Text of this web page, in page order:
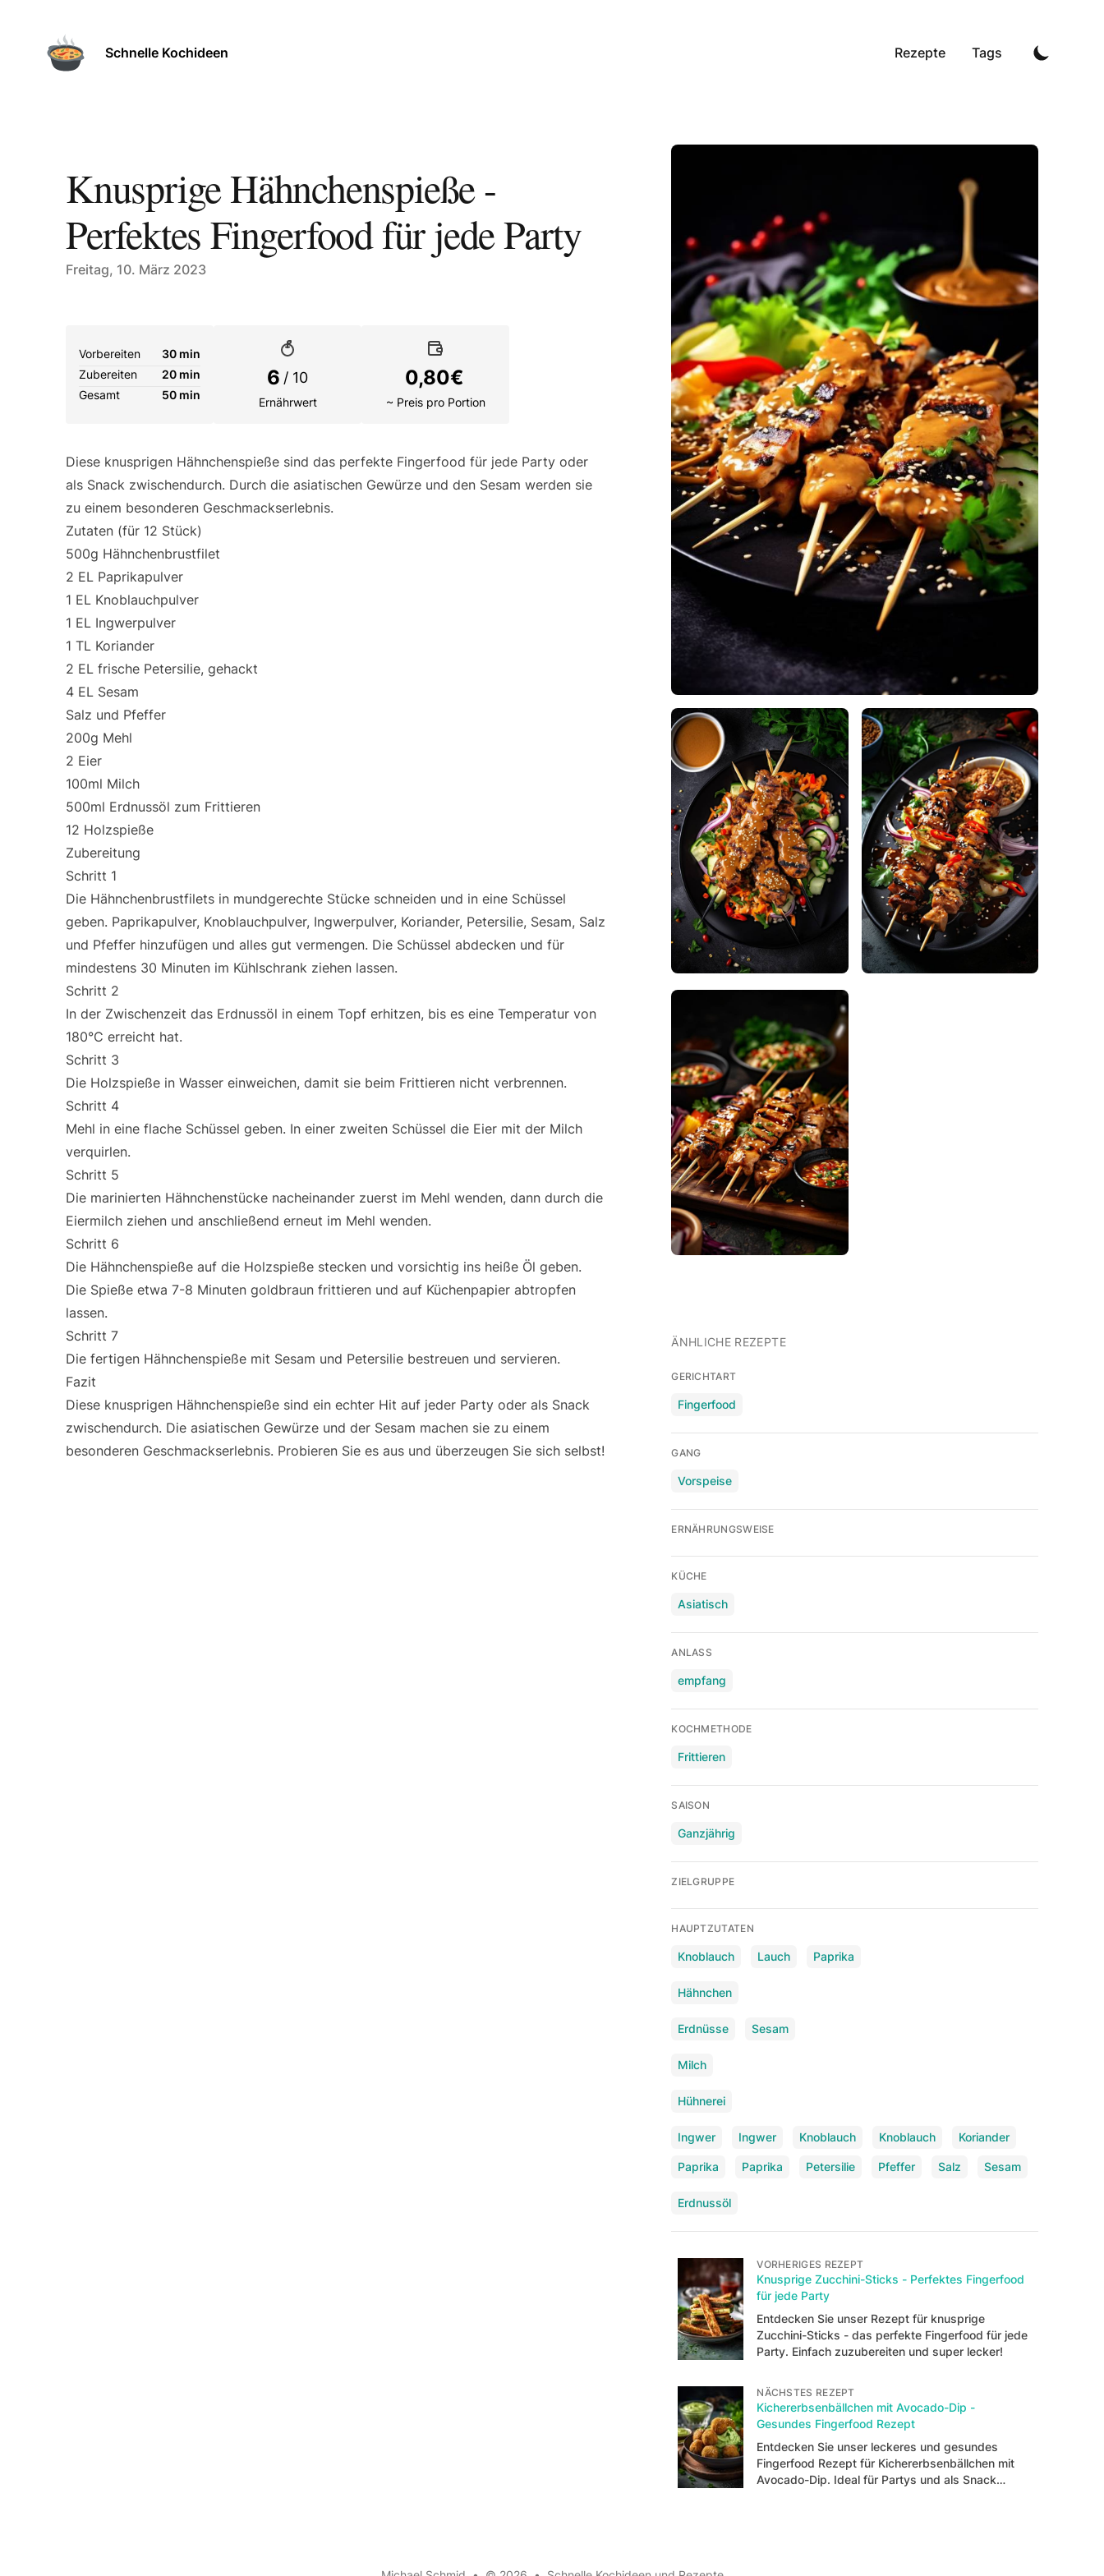
Schnelle Kochideen Rezepte Tags
Knusprige Hähnchenspieße -
Perfektes Fingerfood für jede Party
Published on
Freitag, 10. März 2023
Knusprige Hähnchenspieße mit Sesam und frischer Petersilie.
Vorbereiten
30 min
Zubereiten
20 min
Gesamt
50 min
6 / 10
Ernährwert
0,80€
~ Preis pro Portion
Diese knusprigen Hähnchenspieße sind das perfekte Fingerfood für jede Party oder
als Snack zwischendurch. Durch die asiatischen Gewürze und den Sesam werden sie
zu einem besonderen Geschmackserlebnis.
Zutaten (für 12 Stück)
500g Hähnchenbrustfilet
2 EL Paprikapulver
1 EL Knoblauchpulver
1 EL Ingwerpulver
1 TL Koriander
2 EL frische Petersilie, gehackt
4 EL Sesam
Salz und Pfeffer
200g Mehl
2 Eier
100ml Milch
500ml Erdnussöl zum Frittieren
12 Holzspieße
Zubereitung
Schritt 1
Die Hähnchenbrustfilets in mundgerechte Stücke schneiden und in eine Schüssel
geben. Paprikapulver, Knoblauchpulver, Ingwerpulver, Koriander, Petersilie, Sesam, Salz
und Pfeffer hinzufügen und alles gut vermengen. Die Schüssel abdecken und für
mindestens 30 Minuten im Kühlschrank ziehen lassen.
Schritt 2
In der Zwischenzeit das Erdnussöl in einem Topf erhitzen, bis es eine Temperatur von
180°C erreicht hat.
Schritt 3
Die Holzspieße in Wasser einweichen, damit sie beim Frittieren nicht verbrennen.
Schritt 4
Mehl in eine flache Schüssel geben. In einer zweiten Schüssel die Eier mit der Milch
verquirlen.
Schritt 5
Die marinierten Hähnchenstücke nacheinander zuerst im Mehl wenden, dann durch die
Eiermilch ziehen und anschließend erneut im Mehl wenden.
Schritt 6
Die Hähnchenspieße auf die Holzspieße stecken und vorsichtig ins heiße Öl geben.
Die Spieße etwa 7-8 Minuten goldbraun frittieren und auf Küchenpapier abtropfen
lassen.
Schritt 7
Die fertigen Hähnchenspieße mit Sesam und Petersilie bestreuen und servieren.
Fazit
Diese knusprigen Hähnchenspieße sind ein echter Hit auf jeder Party oder als Snack
zwischendurch. Die asiatischen Gewürze und der Sesam machen sie zu einem
besonderen Geschmackserlebnis. Probieren Sie es aus und überzeugen Sie sich selbst!
ÄNHLICHE REZEPTE
GERICHTART
Fingerfood
GANG
Vorspeise
ERNÄHRUNGSWEISE
KÜCHE
Asiatisch
ANLASS
empfang
KOCHMETHODE
Frittieren
SAISON
Ganzjährig
ZIELGRUPPE
HAUPTZUTATEN
Knoblauch Lauch Paprika
Hähnchen
Erdnüsse Sesam
Milch
Hühnerei
Ingwer Ingwer Knoblauch Knoblauch Koriander
Paprika Paprika Petersilie Pfeffer Salz Sesam
Erdnussöl
VORHERIGES REZEPT
Knusprige Zucchini-Sticks - Perfektes Fingerfood
für jede Party
Entdecken Sie unser Rezept für knusprige
Zucchini-Sticks - das perfekte Fingerfood für jede
Party. Einfach zuzubereiten und super lecker!
NÄCHSTES REZEPT
Kichererbsenbällchen mit Avocado-Dip -
Gesundes Fingerfood Rezept
Entdecken Sie unser leckeres und gesundes
Fingerfood Rezept für Kichererbsenbällchen mit
Avocado-Dip. Ideal für Partys und als Snack